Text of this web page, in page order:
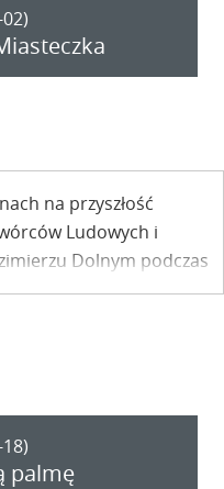
na przyszłość
Ludowych i
Dolnym podczas
palmę